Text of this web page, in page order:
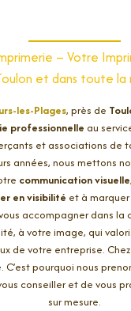
– Votre
et dans toute la
les-Plages, près de
professionnelle au
et associations de
années, nous mettons
communication visuelle
en visibilité et à
accompagner dans la
à votre image, qui
de votre entreprise. Chez
pourquoi nous
conseiller et de vous
sur mesure.